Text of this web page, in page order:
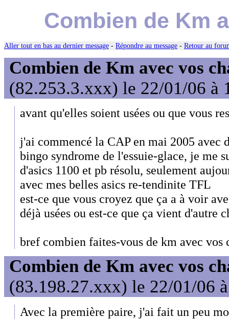
Combien de Km
Aller tout en bas au dernier message - Répondre au message - Retour au
Combien de Km avec vos
(82.253.3.xxx) le 22/01/06 à
avant qu'elles soient usées ou que vous
j'ai commencé la CAP en mai 2005 avec
bingo syndrome de l'essuie-glace, je me
d'asics 1100 et pb résolu, seulement
avec mes belles asics re-tendinite TFL
est-ce que vous croyez que ça a à voir
déjà usées ou est-ce que ça vient d'autre
bref combien faites-vous de km avec vos
Combien de Km avec vos
(83.198.27.xxx) le 22/01/06
Avec la première paire, j'ai fait un peu